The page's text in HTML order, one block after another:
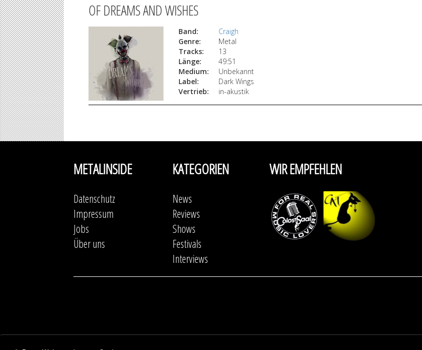
OF DREAMS AND WISHES
Band:
Craigh
Genre:
Metal
Tracks:
13
Länge:
49:51
Medium:
Unbekannt
Label:
Dark Wings
Vertrieb:
in-akustik
METALINSIDE
Datenschutz
Impressum
Jobs
Über uns
KATEGORIEN
News
Reviews
Shows
Festivals
Interviews
WIR EMPFEHLEN